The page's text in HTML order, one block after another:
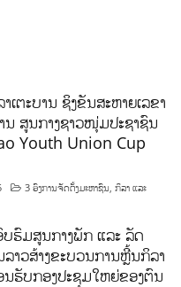
ເຕະບານ ຊິງຂັນສະຫາຍເລຂາ
ນ ສູນກາງຊາວໜຸ່ມປະຊາຊົນ
Youth Union Cup
3 ອົງການຈັດຕັ້ງມະຫາຊົນ ,ກິລາ ແລະ
ບຮົມສູນກາງພັກ ແລະ ລັດ
າວສ້າງຂະບວນການຫຼີ້ນກິລາ
ນຮັບກອງປະຊຸມໃຫຍ່ຂອງຕົນ